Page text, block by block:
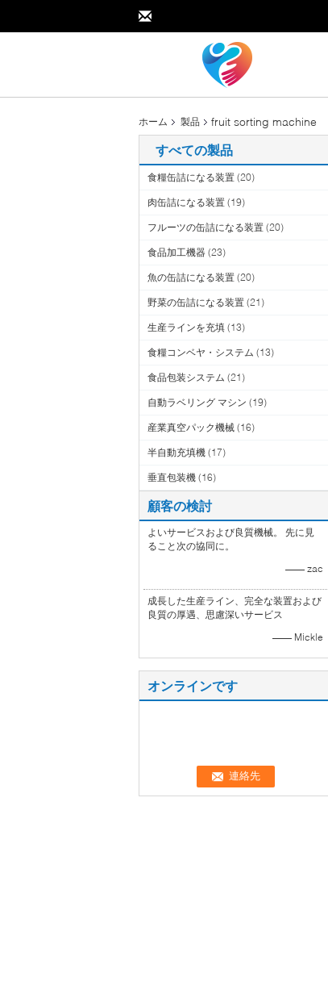
ホーム 製品 fruit sorting machine
すべての製品
食糧缶詰になる装置 (20)
肉缶詰になる装置 (19)
フルーツの缶詰になる装置 (20)
食品加工機器 (23)
魚の缶詰になる装置 (20)
野菜の缶詰になる装置 (21)
生産ラインを充填 (13)
食糧コンベヤ・システム (13)
食品包装システム (21)
自動ラベリング マシン (19)
産業真空パック機械 (16)
半自動充填機 (17)
垂直包装機 (16)
顧客の検討
よいサービスおよび良質機械。 先に見
ること次の協同に。
—— zac
成長した生産ライン、完全な装置および
良質の厚遇、思慮深いサービス
—— Mickle
オンラインです